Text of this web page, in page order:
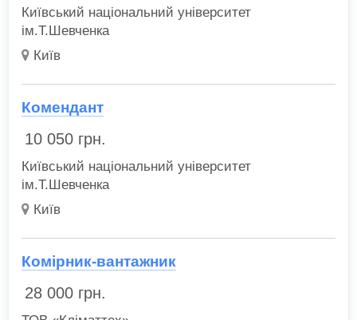
Київський національний університет
ім.Т.Шевченка
Київ
Комендант
10 050 грн.
Київський національний університет
ім.Т.Шевченка
Київ
Комірник-вантажник
28 000 грн.